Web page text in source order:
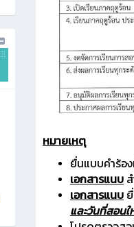
หมายเหตุ
ยื่นแบบคำร้อ
เอกสารแนบ
เอกสารแนบ
และวันที่สอนใ